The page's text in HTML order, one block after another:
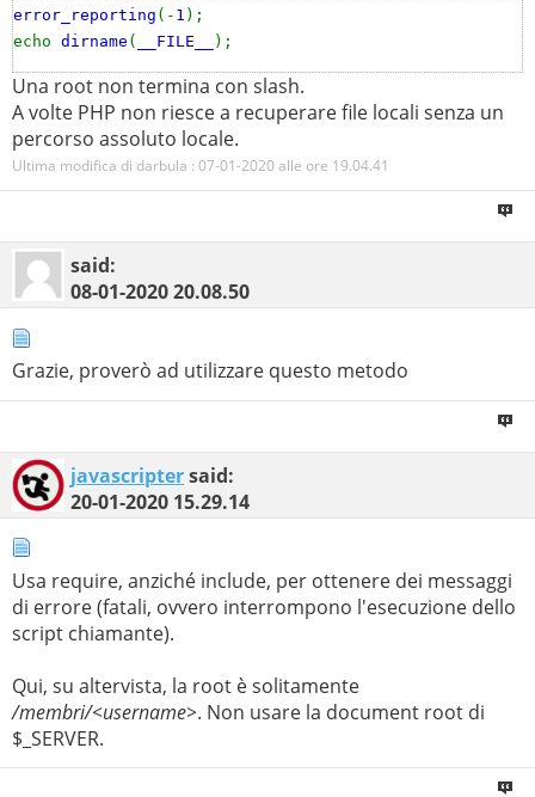
error_reporting (- 1 );
echo dirname ( __FILE__ );
Una root non termina con slash.
A volte PHP non riesce a recuperare file locali senza un
percorso assoluto locale.
Ultima modifica di darbula : 07-01-2020 alle ore 19.04.41
said:
08-01-202020.08.50
Grazie, proverò ad utilizzare questo metodo
javascriptersaid:
20-01-2020 15.29.14
Usa require, anziché include, per ottenere dei messaggi
di errore (fatali, ovvero interrompono l'esecuzione dello
script chiamante).
Qui, su altervista, la root è solitamente
/membri/<username>. Non usare la document root di
$_SERVER.